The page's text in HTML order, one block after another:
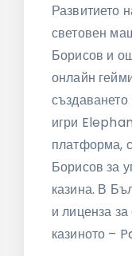
Развитието
световен
Борисов и
онлайн
игри
платформа,
Борисов за
казина. В
и лиценза
казиното –